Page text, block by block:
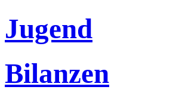
Jugend
Bilanzen